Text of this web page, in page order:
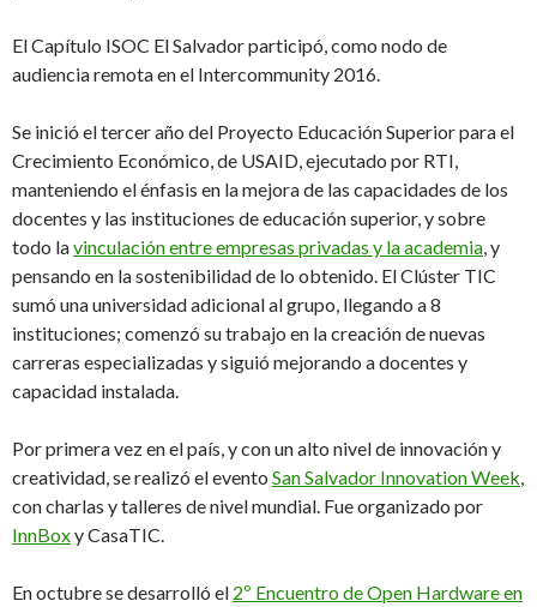
El Capítulo ISOC El Salvador participó, como nodo de
audiencia remota en el Intercommunity 2016.
Se inició el tercer año del Proyecto Educación Superior para el
Crecimiento Económico, de USAID, ejecutado por RTI,
manteniendo el énfasis en la mejora de las capacidades de los
docentes y las instituciones de educación superior, y sobre
todo lavinculación entre empresas privadas y la academia , y
pensando en la sostenibilidad de lo obtenido. El Clúster TIC
sumó una universidad adicional al grupo, llegando a 8
instituciones; comenzó su trabajo en la creación de nuevas
carreras especializadas y siguió mejorando a docentes y
capacidad instalada.
Por primera vez en el país, y con un alto nivel de innovación y
creatividad, se realizó el evento San Salvador Innovation Week
con charlas y talleres de nivel mundial. Fue organizado por
InnBoxy CasaTIC.
En octubre se desarrolló el 2º Encuentro de Open Hardware en